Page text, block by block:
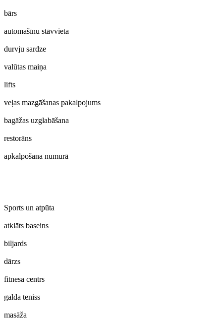
bārs
automašīnu stāvvieta
durvju sardze
valūtas maiņa
lifts
veļas mazgāšanas pakalpojums
bagāžas uzglabāšana
restorāns
apkalpošana numurā
Sports un atpūta
atklāts baseins
biljards
dārzs
fitnesa centrs
galda teniss
masāža